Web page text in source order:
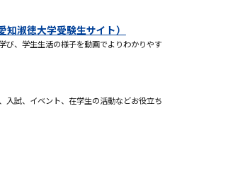
淑徳大学受験生サイト）
び、学生生活の様子を動画でよりわかりやす
入試、イベント、在学生の活動などお役立ち